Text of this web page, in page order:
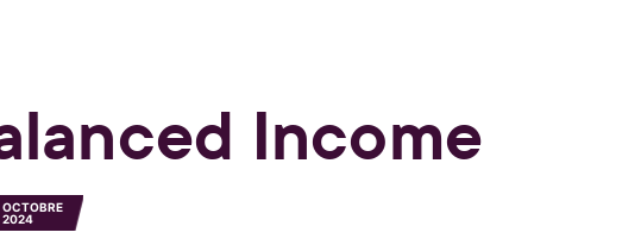
Income
OCTOBRE
2024